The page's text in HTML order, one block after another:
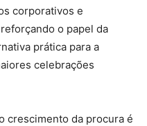
corporativos e
o papel da
prática para a
celebrações
crescimento da procura é